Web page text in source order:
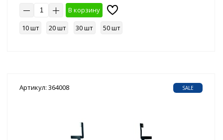
В корзину
10 шт
20 шт 30 шт 50 шт
Артикул: 364008 SALE